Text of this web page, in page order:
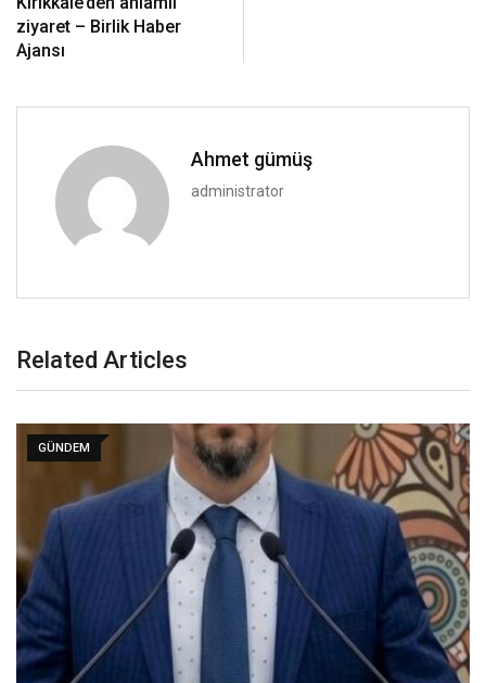
ziyaret – Birlik Haber
Ajansı
Ahmet gümüş
administrator
Related Articles
GÜNDEM